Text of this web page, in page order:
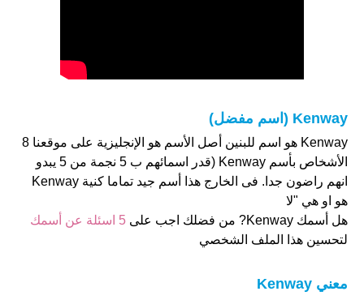
Kenway (اسم مفضل)
Kenway هو اسم للبنين أصل الأسم هو الإنجليزية على موقعنا 8
الأشخاص بأسم Kenway (قدر اسمائهم ب 5 نجمة من 5 يبدو
انهم راضون جدا. فى الخارج هذا أسم جيد تماما كنية Kenway
هو او هي "لا
هل أسمك Kenway? من فضلك اجب على
5 اسئلة عن أسمك
لتحسين هذا الملف الشخصي
معني Kenway